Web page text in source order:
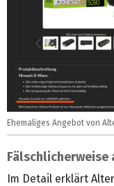
Ehemaliges Angebot von
Im Detail erklärt